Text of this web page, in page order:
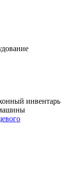
инвентарь